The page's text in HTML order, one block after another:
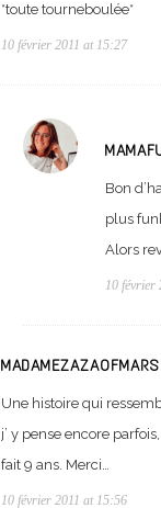
*toute tourneboulée*
10 février 2011 at 15:27
Bon
plus
Alors
10 février
MADAMEZAZAOFMARS
Une histoire qui
j’ y pense encore
fait 9 ans. Merci…
10 février 2011 at 15:56